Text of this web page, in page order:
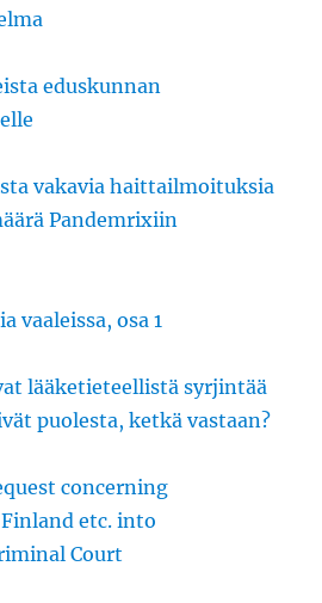
eduskunnan
vakavia haittailmoituksia
Pandemrixiin
vaaleissa, osa 1
lääketieteellistä syrjintää
puolesta, ketkä vastaan?
concerning
etc. into
Court